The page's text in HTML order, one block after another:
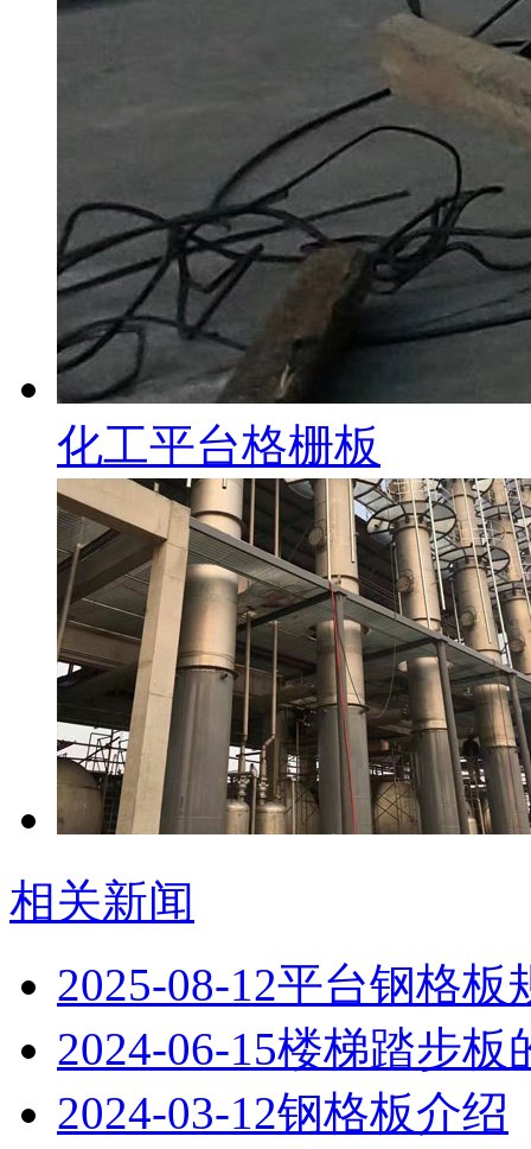
化工平台格栅板
相关新闻
2025-08-12平台钢格板
2024-06-15楼梯踏步板
2024-03-12钢格板介绍